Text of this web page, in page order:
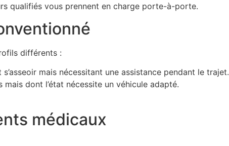
qualifiés vous prennent en charge porte-à-porte.
différents :
mais nécessitant une assistance pendant le trajet.
dont l’état nécessite un véhicule adapté.
médicaux